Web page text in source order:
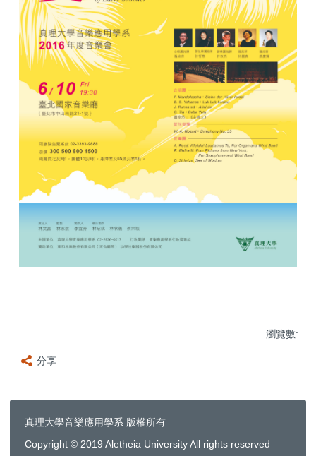
瀏覽數:
分享
真理大學音樂應用學系 版權所有
Copyright © 2019 Aletheia University All rights reserved